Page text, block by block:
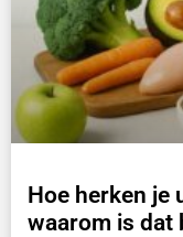
Hoe herken je
waarom is dat